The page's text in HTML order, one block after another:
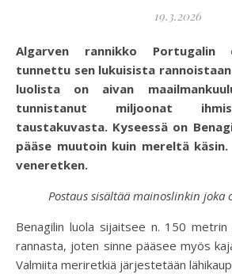
19.3.2026
Algarven rannikko Portugalin eteläpuolella on
tunnettu sen lukuisista
luolista on aivan
tunnistanut miljoonat
taustakuvasta. Kyseessä on
pääse muutoin kuin mereltä
veneretken.
Postaus sisältää mainoslinkin
Benagilin luola sijaitsee n. 150 metrin
rannasta, joten sinne pääsee myös
Valmiita meriretkiä järjestetään